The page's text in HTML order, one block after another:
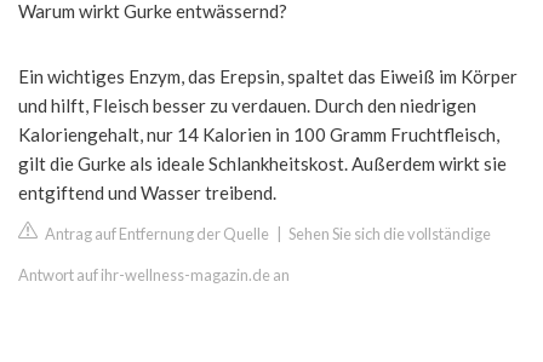
Warum wirkt Gurke entwässernd?
Ein wichtiges Enzym, das Erepsin, spaltet das Eiweiß im Körper
und hilft, Fleisch besser zu verdauen. Durch den niedrigen
Kaloriengehalt, nur 14 Kalorien in 100 Gramm Fruchtfleisch,
gilt die Gurke als ideale Schlankheitskost. Außerdem wirkt sie
entgiftend und Wasser treibend.
Antrag auf Entfernung der Quelle Sehen Sie sich die vollständige
Antwort auf ihr-wellness-magazin.de an